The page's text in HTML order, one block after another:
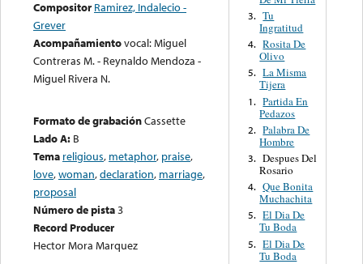
Compositor Ramirez, Indalecio -
Grever
Acompañamientovocal: Miguel
Contreras M. - Reynaldo Mendoza -
Miguel Rivera N.
Formato de grabaciónCassette
Lado A: B
Tema religious, metaphor, praise,
love,woman,declaration, marriage,
proposal
Número de pista3
Record Producer
Hector Mora Marquez
3. Tu
Ingratitud
4. Rosita De
Olivo
5. La Misma
Tijera
1. Partida En
Pedazos
2. Palabra De
Hombre
3. Despues Del
Rosario
4. Que Bonita
Muchachita
5. El Dia De
Tu Boda
5. El Dia De
Tu Boda